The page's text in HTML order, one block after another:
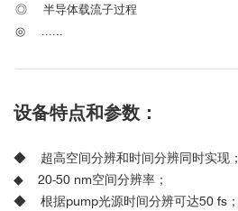
◎ 半导体载流子过程
◎
设备特点和参数：
◆ 超高空间分辨和时间分辨同时实现；
◆ 20-50 nm空间分辨率；
◆ 根据pump光源时间分辨可达50 fs ；